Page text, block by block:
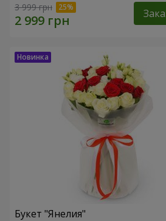
3 999 грн
Букет "Янелия"